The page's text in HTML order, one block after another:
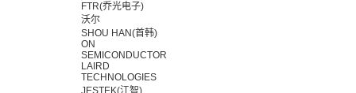
FTR(乔光电子)
沃尔
SHOU HAN(首韩)
ON
SEMICONDUCTOR
LAIRD
TECHNOLOGIES
JESTEK(江智)